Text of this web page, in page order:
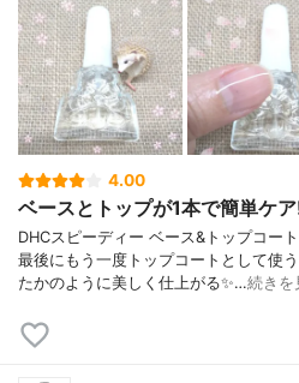
4.00
ベースとトップが1本で簡単ケ
DHCスピーディー ベース&トップコー
最後にもう一度トップコートとして使
たかのように美しく仕上がる✨…続きを